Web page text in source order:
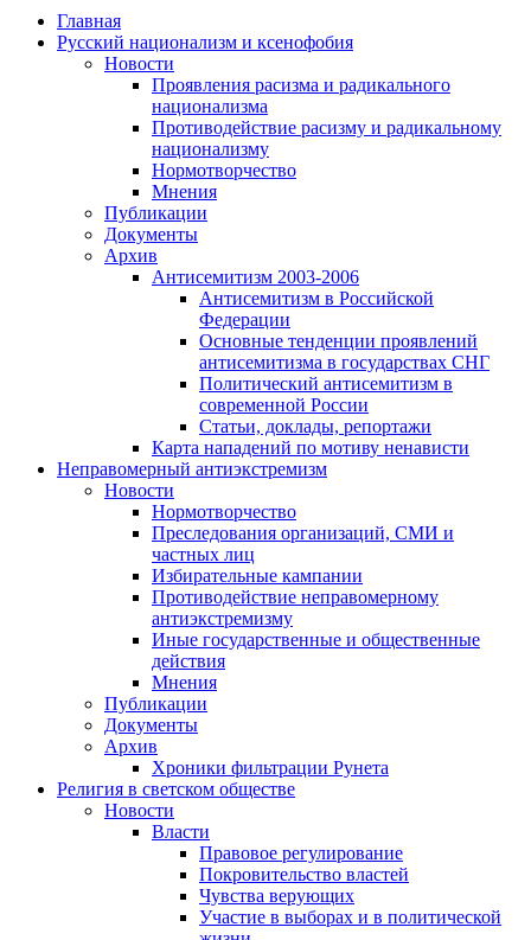
Главная
Русский национализм и ксенофобия
Новости
Проявления расизма и радикального
национализма
Противодействие расизму и радикальному
национализму
Нормотворчество
Мнения
Публикации
Документы
Архив
Антисемитизм 2003-2006
Антисемитизм в Российской
Федерации
Основные тенденции проявлений
антисемитизма в государствах СНГ
Политический антисемитизм в
современной России
Статьи, доклады, репортажи
Карта нападений по мотиву ненависти
Неправомерный антиэкстремизм
Новости
Нормотворчество
Преследования организаций, СМИ и
частных лиц
Избирательные кампании
Противодействие неправомерному
антиэкстремизму
Иные государственные и общественные
действия
Мнения
Публикации
Документы
Архив
Хроники фильтрации Рунета
Религия в светском обществе
Новости
Власти
Правовое регулирование
Покровительство властей
Чувства верующих
Участие в выборах и в политической